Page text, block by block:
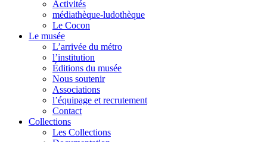
Activités
médiathèque-ludothèque
Le Cocon
Le musée
L’arrivée du métro
l’institution
Éditions du musée
Nous soutenir
Associations
l’équipage et recrutement
Contact
Collections
Les Collections